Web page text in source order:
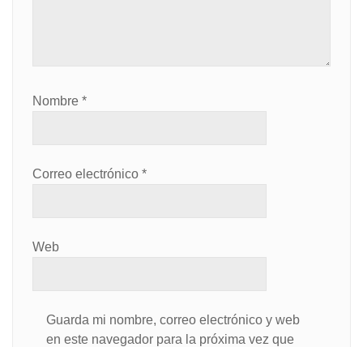
Nombre *
Correo electrónico *
Web
Guarda mi nombre, correo electrónico y web
en este navegador para la próxima vez que